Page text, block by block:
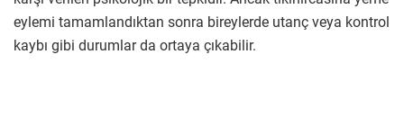
eylemi tamamlandıktan sonra bireylerde utanç veya kontrol
kaybı gibi durumlar da ortaya çıkabilir.